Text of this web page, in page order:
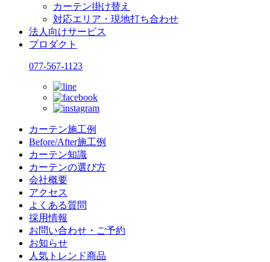
カーテン掛け替え
対応エリア・現地打ち合わせ
法人向けサービス
プロダクト
077-567-1123
カーテン施工例
Before/After施工例
カーテン知識
カーテンの選び方
会社概要
アクセス
よくある質問
採用情報
お問い合わせ・ご予約
お知らせ
人気トレンド商品